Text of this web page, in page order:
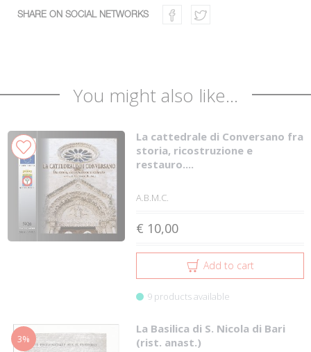
SHARE ON SOCIAL NETWORKS
You might also like...
La cattedrale di Conversano fra
storia, ricostruzione e
restauro....
A.B.M.C.
€ 10,00
Add to cart
9 products available
3%
La Basilica di S. Nicola di Bari
(rist. anast.)